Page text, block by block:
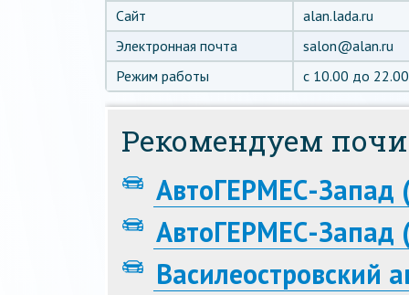
Сайт
alan.lada.ru
Электронная почта
salon@alan.ru
Режим работы
с 10.00 до
Рекомендуем
АвтоГЕРМЕС-Запад
АвтоГЕРМЕС-Запад
Василеостровский